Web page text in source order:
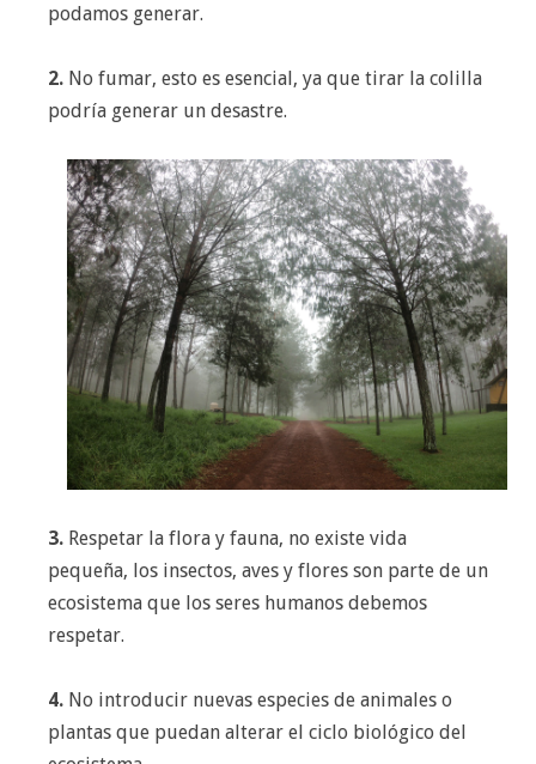
podamos generar.
2. No fumar, esto es esencial, ya que tirar la colilla
podría generar un desastre.
3. Respetar la flora y fauna, no existe vida
pequeña, los insectos, aves y flores son parte de un
ecosistema que los seres humanos debemos
respetar.
4. No introducir nuevas especies de animales o
plantas que puedan alterar el ciclo biológico del